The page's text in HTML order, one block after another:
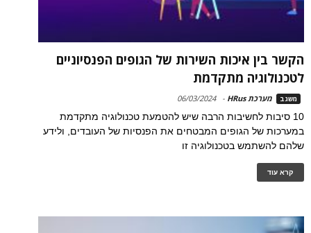
הקשר בין איכות השירות של הגופים הפנסיוניים
לטכנולוגיה מתקדמת
משגב מערכת HRus -
06/03/2024
10 סיבות לחשיבות הרבה שיש להטמעת טכנולוגיה מתקדמת
במערכות של הגופים המבטחים את הפנסיות של העובדים, ולידע
שלהם להשתמש בטכנולוגיה זו
קרא עוד